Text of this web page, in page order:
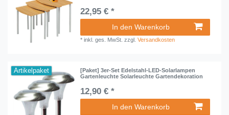
22,95 € *
In den Warenkorb
*inkl. ges. MwSt. zzgl.Versandkosten
Artikelpaket
[Paket] 3er-Set Edelstahl-LED-Solarlampen
Gartenleuchte Solarleuchte Gartendekoration
12,90 € *
In den Warenkorb